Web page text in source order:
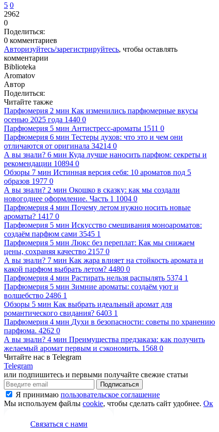
5 0
2962
0
Поделиться:
0 комментариев
Авторизуйтесь/зарегистрируйтесь, чтобы оставлять
комментарии
Biblioteka
Aromatov
Автор
Поделиться:
Читайте также
Парфюмерия 2 мин Как изменились парфюмерные вкусы
осенью 2025 года 1440 0
Парфюмерия 5 мин Антистресс-ароматы 1511 0
Парфюмерия 6 мин Тестеры духов: что это и чем они
отличаются от оригинала 34214 0
А вы знали? 6 мин Куда лучше наносить парфюм: секреты и
рекомендации 10894 0
Обзоры 7 мин Истинная версия себя: 10 ароматов под 5
образов 1977 0
А вы знали? 2 мин Окошко в сказку: как мы создали
новогоднее оформление. Часть 1 1004 0
Парфюмерия 4 мин Почему летом нужно носить новые
ароматы? 1417 0
Парфюмерия 5 мин Искусство смешивания моноароматов:
cоздаём парфюм сами 3545 1
Парфюмерия 5 мин Люкс без переплат: Как мы снижаем
цены, сохраняя качество 2157 0
А вы знали? 7 мин Как жара влияет на стойкость аромата и
какой парфюм выбрать летом? 4480 0
Парфюмерия 4 мин Растирать нельзя распылять 5374 1
Парфюмерия 5 мин Зимние ароматы: создаём уют и
волшебство 2486 1
Обзоры 5 мин Как выбрать идеальный аромат для
романтического свидания? 6403 1
Парфюмерия 4 мин Духи в безопасности: советы по хранению
парфюма. 4262 0
А вы знали? 4 мин Преимущества предзаказа: как получить
желаемый аромат первым и сэкономить. 1568 0
Читайте нас в Telegram
Telegram
или подпишитесь и первыми получайте свежие статьи
Подписаться
Я принимаю пользовательское соглашение
Мы используем файлы cookie, чтобы сделать сайт удобнее. Ок
Связаться с нами